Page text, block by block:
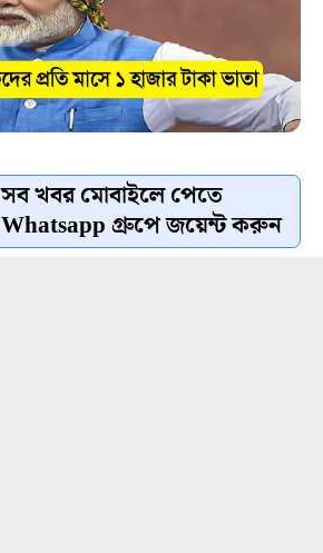
সব খবর মোবাইলে পেতে
Whatsapp গ্রুপে জয়েন্ট করুন